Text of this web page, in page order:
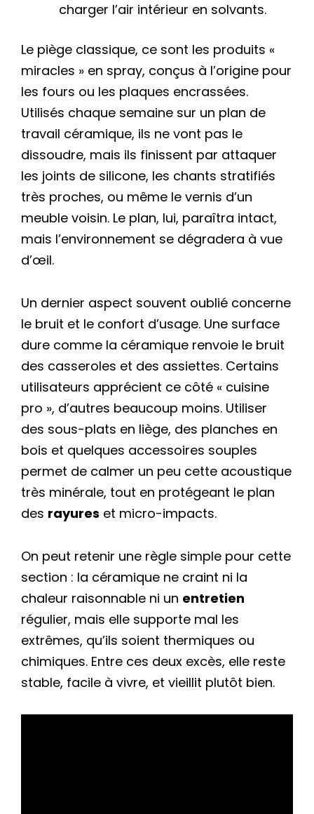
charger l’air intérieur en solvants.
Le piège classique, ce sont les produits «
miracles » en spray, conçus à l’origine pour
les fours ou les plaques encrassées.
Utilisés chaque semaine sur un plan de
travail céramique, ils ne vont pas le
dissoudre, mais ils finissent par attaquer
les joints de silicone, les chants stratifiés
très proches, ou même le vernis d’un
meuble voisin. Le plan, lui, paraîtra intact,
mais l’environnement se dégradera à vue
d’œil.
Un dernier aspect souvent oublié concerne
le bruit et le confort d’usage. Une surface
dure comme la céramique renvoie le bruit
des casseroles et des assiettes. Certains
utilisateurs apprécient ce côté « cuisine
pro », d’autres beaucoup moins. Utiliser
des sous-plats en liège, des planches en
bois et quelques accessoires souples
permet de calmer un peu cette acoustique
très minérale, tout en protégeant le plan
des rayures et micro-impacts.
On peut retenir une règle simple pour cette
section : la céramique ne craint ni la
chaleur raisonnable ni un entretien
régulier, mais elle supporte mal les
extrêmes, qu’ils soient thermiques ou
chimiques. Entre ces deux excès, elle reste
stable, facile à vivre, et vieillit plutôt bien.